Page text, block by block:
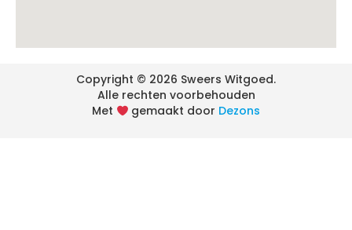
Met gemaakt door Dezons
Copyright © 2026 Sweers Witgoed.
Alle rechten voorbehouden